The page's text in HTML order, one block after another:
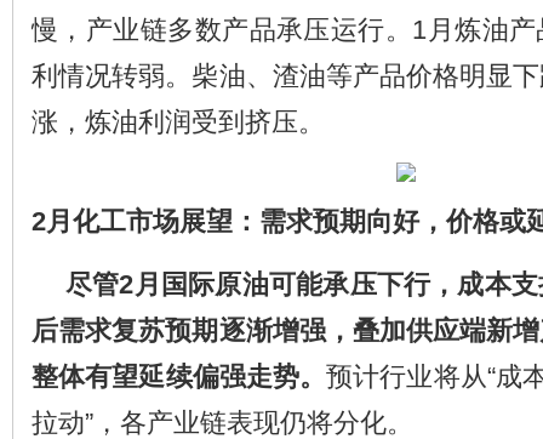
慢，产业链多数产品承压运行。1月炼油
利情况转弱。柴油、渣油等产品价格明显
涨，炼油利润受到挤压。
2月化工市场展望：需求预期向好，价格或
尽管2月国际原油可能承压下行，成本
后需求复苏预期逐渐增强，叠加供应端新
整体有望延续偏强走势。预计行业将从“成
拉动”，各产业链表现仍将分化。